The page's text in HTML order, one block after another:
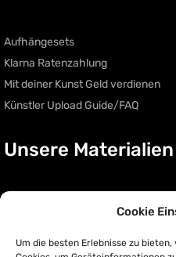
Cookie
Um die besten Erlebnisse zu
Aufhängesets
Klarna Ratenzahlung
Mit deiner Kunst Geld verdienen
Künstler Upload Guide/FAQ
Unsere Materialien
Leinwand